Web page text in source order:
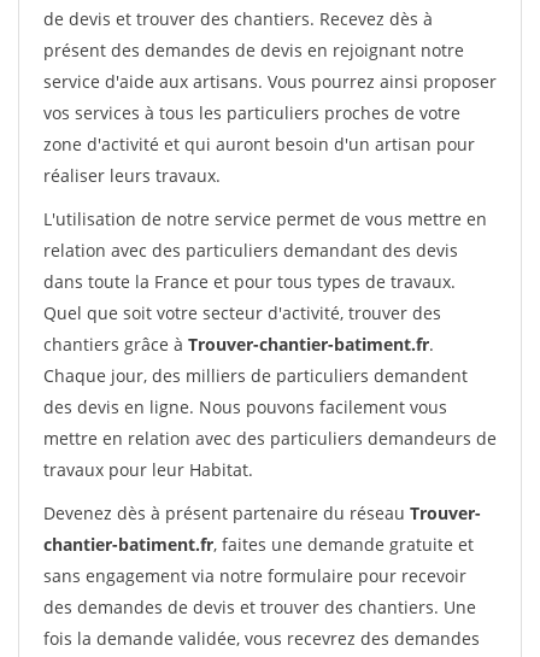
de devis et trouver des chantiers. Recevez dès à
présent des demandes de devis en rejoignant notre
service d'aide aux artisans. Vous pourrez ainsi proposer
vos services à tous les particuliers proches de votre
zone d'activité et qui auront besoin d'un artisan pour
réaliser leurs travaux.
L'utilisation de notre service permet de vous mettre en
relation avec des particuliers demandant des devis
dans toute la France et pour tous types de travaux.
Quel que soit votre secteur d'activité, trouver des
chantiers grâce à Trouver-chantier-batiment.fr.
Chaque jour, des milliers de particuliers demandent
des devis en ligne. Nous pouvons facilement vous
mettre en relation avec des particuliers demandeurs de
travaux pour leur Habitat.
Devenez dès à présent partenaire du réseau Trouver-
chantier-batiment.fr, faites une demande gratuite et
sans engagement via notre formulaire pour recevoir
des demandes de devis et trouver des chantiers. Une
fois la demande validée, vous recevrez des demandes